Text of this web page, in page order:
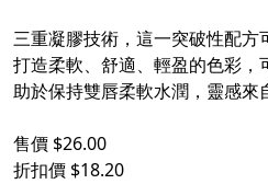
三重凝膠技術，這一突破性配方
打造柔軟、舒適、輕盈的色彩，
助於保持雙唇柔軟水潤，靈感來
售價 $26.00
折扣價 $18.20